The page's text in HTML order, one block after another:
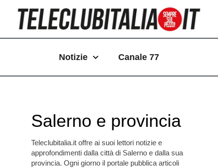
contenuto
Notizie Canale 77
Salerno e provincia
Teleclubitalia.itoffre ai suoi lettori notizie e
approfondimenti dalla città di Salerno e dalla sua
provincia. Ogni giorno il portale pubblica articoli
articoli